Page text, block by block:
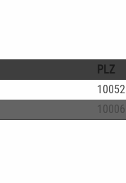
PLZ
10052
10006